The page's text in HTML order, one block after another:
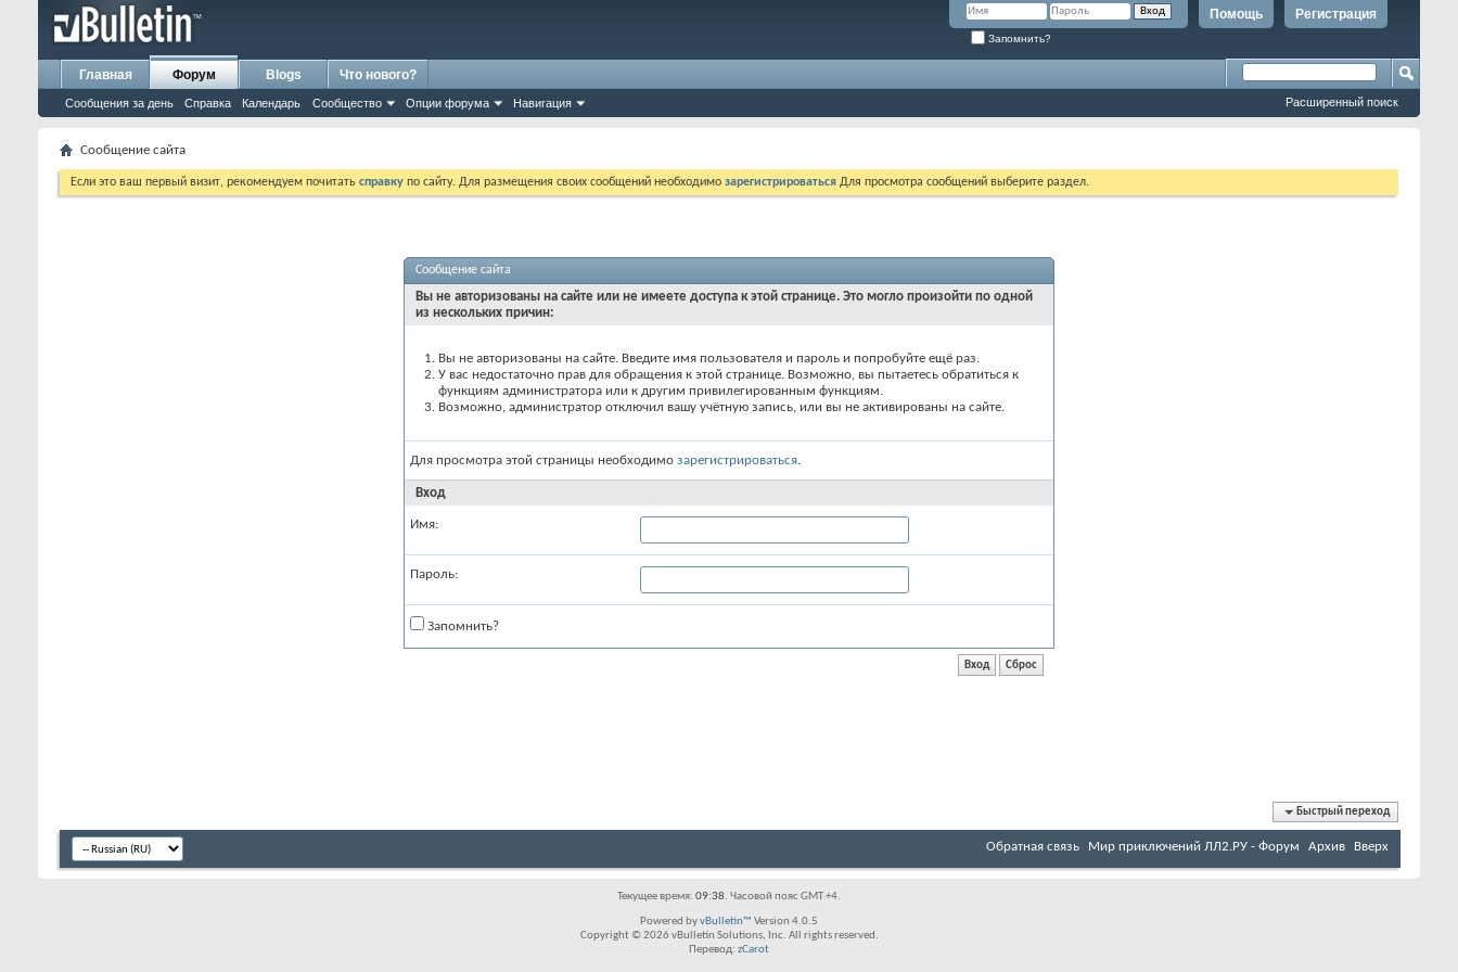
Регистрация
Помощь
Запомнить?
Главная Форум
Сообщения за день Справка Календарь Сообщество Опции форума Навигация
Blogs Что нового?
Расширенный поиск
Сообщение сайта
Если это ваш первый визит, рекомендуем почитать справку по сайту. Для размещения своих сообщений необходимо зарегистрироваться Для просмотра сообщений выберите раздел.
Сообщение сайта
Вы не авторизованы на сайте или не имеете доступа к этой странице. Это могло произойти по одной
из нескольких причин:
Вы не авторизованы на сайте. Введите имя пользователя и пароль и попробуйте ещё раз.
У вас недостаточно прав для обращения к этой странице. Возможно, вы пытаетесь обратиться к
функциям администратора или к другим привилегированным функциям.
Возможно, администратор отключил вашу учётную запись, или вы не активированы на сайте.
Для просмотра этой страницы необходимо зарегистрироваться.
Вход
Имя:
Пароль:
Запомнить?
Быстрый переход
Обратная связь Мир приключений ЛЛ2.РУ - Форум Архив Вверх
Текущее время: 09:38. Часовой пояс GMT +4.
Powered byvBulletin™ Version 4.0.5
Copyright © 2026 vBulletin Solutions, Inc. All rights reserved.
Перевод: zCarot